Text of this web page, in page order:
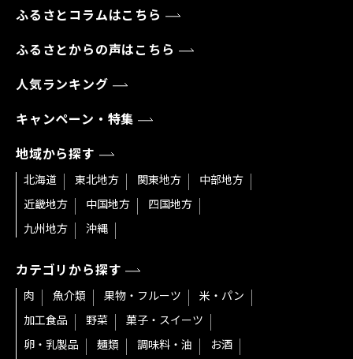
ふるさとコラムはこちら
ふるさとからの声はこちら
人気ランキング
キャンペーン・特集
地域から探す
北海道 東北地方 関東地方
中部地方
近畿地方
中国地方
四国地方
九州地方
沖縄
カテゴリから探す
肉 魚介類 果物・フルーツ
米・パン
加工食品
野菜
菓子・スイーツ
卵・乳製品
麺類 調味料・油
お酒